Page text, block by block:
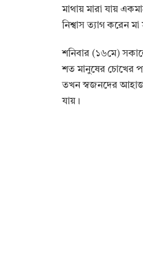
মাথায় মারা যায়
নিশ্বাস ত্যাগ করেন
‎শনিবার (১৬মে)
শত মানুষের চোখের
তখন স্বজনদের
যায়।